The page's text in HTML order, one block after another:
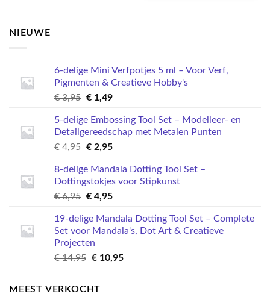
worden
op
productpagina
NIEUWE
6-delige Mini Verfpotjes 5 ml – Voor Verf,
Pigmenten & Creatieve Hobby's
€3,95 Oorspronkelijke
was:
€ 3,95.
€1,49Huidige
is:
€ 1,49.
5-delige Embossing Tool Set – Modelleer- en
Detailgereedschap met Metalen Punten
€4,95 Oorspronkelijke
was:
€ 4,95.
€2,95Huidige
is:
€ 2,95.
8-delige Mandala Dotting Tool Set –
Dottingstokjes voor Stipkunst
€6,95 Oorspronkelijke
was:
€ 6,95.
€4,95Huidige
is:
€ 4,95.
19-delige Mandala Dotting Tool Set – Complete
Set voor Mandala's, Dot Art & Creatieve
Projecten
€14,95 Oorspronkelijke
€10,95Huidige
MEEST VERKOCHT